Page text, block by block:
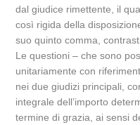
dal giudice rimettente, il
così rigida della
suo quinto comma,
Le questioni – che sono
unitariamente con
nei due giudizi principali,
integrale dell’importo
termine di grazia, ai sensi